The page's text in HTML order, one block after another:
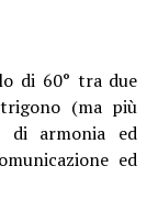
di 60° tra due
(ma più
armonia ed
ed